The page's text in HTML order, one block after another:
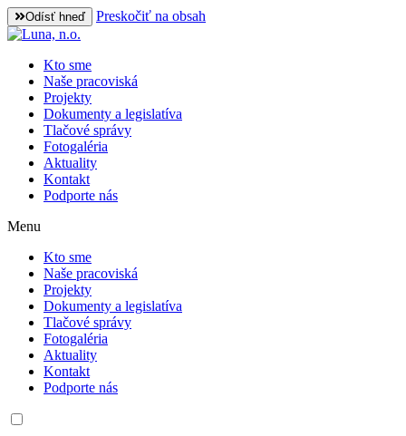
Odísť hneď Preskočiť na obsah
Kto sme
Naše pracoviská
Projekty
Dokumenty a legislatíva
Tlačové správy
Fotogaléria
Aktuality
Kontakt
Podporte nás
Menu
Kto sme
Naše pracoviská
Projekty
Dokumenty a legislatíva
Tlačové správy
Fotogaléria
Aktuality
Kontakt
Podporte nás